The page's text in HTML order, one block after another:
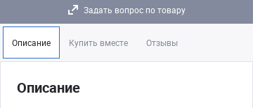
Задать вопрос по товару
Описание Купить вместе Отзывы
Описание